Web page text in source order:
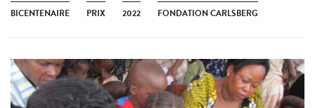
BICENTENAIRE PRIX 2022 FONDATION CARLSBERG